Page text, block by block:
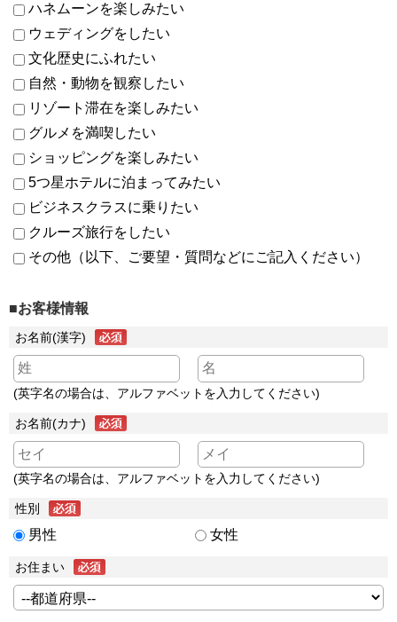
ハネムーンを楽しみたい
ウェディングをしたい
文化歴史にふれたい
自然・動物を観察したい
リゾート滞在を楽しみたい
グルメを満喫したい
ショッピングを楽しみたい
5つ星ホテルに泊まってみたい
ビジネスクラスに乗りたい
クルーズ旅行をしたい
その他（以下、ご要望・質問などにご記入ください）
■お客様情報
お名前(漢字)
(英字名の場合は、アルファベットを入力してください)
お名前(カナ)
(英字名の場合は、アルファベットを入力してください)
性別
男性 女性
お住まい